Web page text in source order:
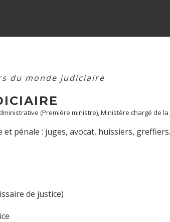
du monde judiciaire
(Première ministre), Ministère chargé de la
pénale : juges, avocat, huissiers,
de justice)